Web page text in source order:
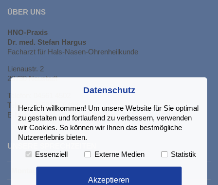
ÜBER UNS
HNO-Praxis
Dr. med. Stefan Hargus
Facharzt für Hals-Nasen-Ohrenheilkunde
Lienaustr. 2
23730 Neustadt
Telefon: 04561 4502
Telefax: 04561 558469
E-Mail: hargus(at)hno-neustadt.de
UNSERE SPRECHZEITEN
Montag 15:00-17:00
Datenschutz
Herzlich willkommen! Um unsere Website für Sie optimal
zu gestalten und fortlaufend zu verbessern, verwenden
wir Cookies. So können wir Ihnen das bestmögliche
Nutzererlebnis bieten.
Essenziell Externe Medien Statistik
Akzeptieren